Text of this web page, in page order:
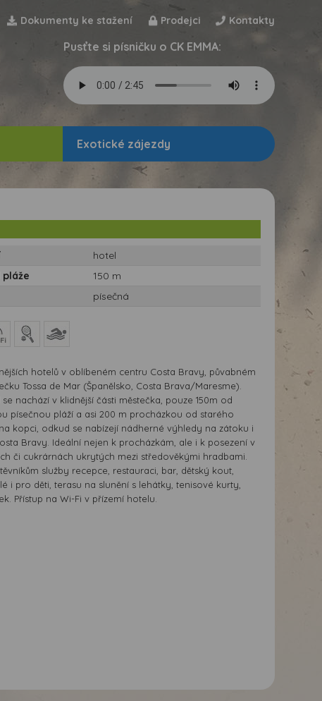
Dokumenty ke stažení Prodejci Kontakty
Pusťte si písničku o CK EMMA:
Exotické zájezdy
hotel
150 m
písečná
hotelů v oblíbeném centru Costa Bravy, půvabném
Tossa de Mar (Španělsko, Costa Brava/Maresme).
nachází v klidnější části městečka, pouze 150m od
písečnou pláží a asi 200 m procházkou od starého
kopci, odkud se nabízejí nádherné výhledy na zátoku i
Bravy. Ideální nejen k procházkám, ale i k posezení v
či cukrárnách ukrytých mezi středověkými hradbami.
služby recepce, restauraci, bar, dětský kout,
i pro děti, terasu na slunění s lehátky, tenisové kurty,
Přístup na Wi-Fi v přízemí hotelu.